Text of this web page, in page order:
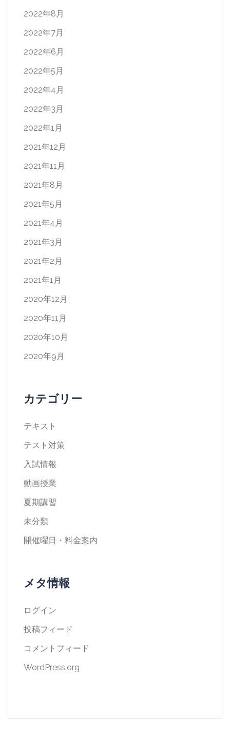
2022年8月
2022年7月
2022年6月
2022年5月
2022年4月
2022年3月
2022年1月
2021年12月
2021年11月
2021年8月
2021年5月
2021年4月
2021年3月
2021年2月
2021年1月
2020年12月
2020年11月
2020年10月
2020年9月
カテゴリー
テキスト
テスト対策
入試情報
動画授業
夏期講習
未分類
開催曜日・料金案内
メタ情報
ログイン
投稿フィード
コメントフィード
WordPress.org